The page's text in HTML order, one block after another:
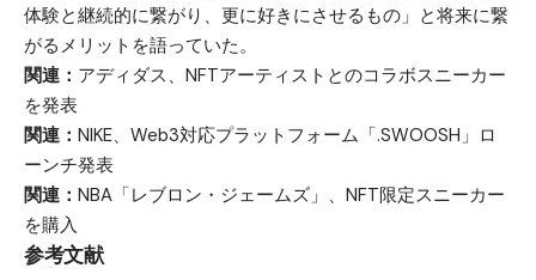
体験と継続的に繋がり、更に好きにさせるもの」と将来に繋
がるメリットを語っていた。
関連： アディダス、NFTアーティストとのコラボスニーカー
を発表
関連： NIKE、Web3対応プラットフォーム「.SWOOSH」ロ
ーンチ発表
関連： NBA「レブロン・ジェームズ」、NFT限定スニーカー
を購入
参考文献